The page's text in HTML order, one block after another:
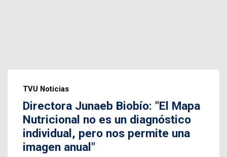
TVU Noticias
Directora Junaeb Biobío: "El Mapa
Nutricional no es un diagnóstico
individual, pero nos permite una
imagen anual"